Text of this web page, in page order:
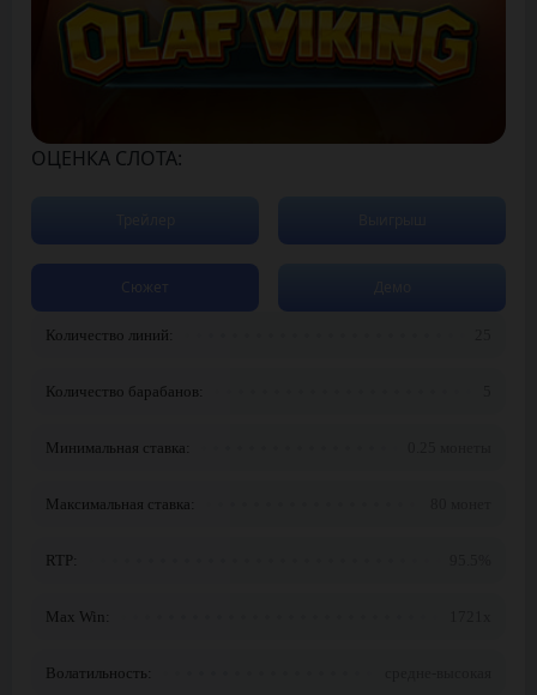
ОЦЕНКА СЛОТА:
Количество линий:
Количество барабанов:
Минимальная ставка:
Максимальная ставка:
RTP:
Max Win:
Волатильность:
Сюжет